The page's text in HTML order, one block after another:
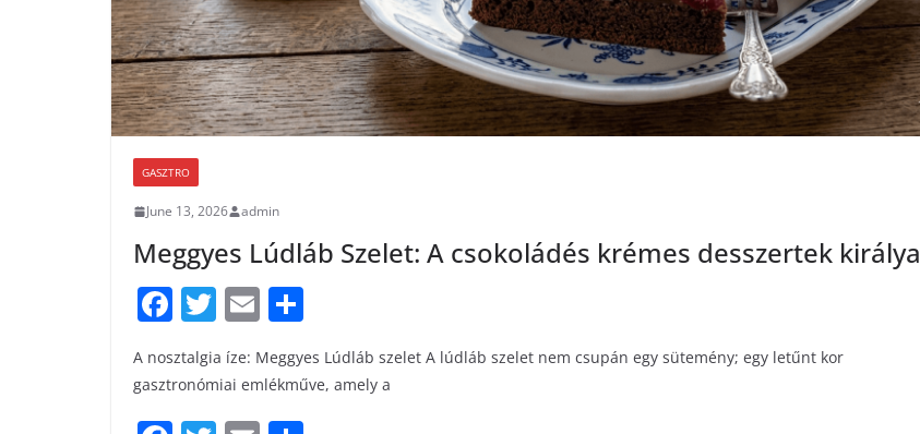
GASZTRO
June 13, 2026 admin
Meggyes Lúdláb Szelet: A csokoládés krémes desszertek királya
F
c
e
T
w
itt
er
E
ai ar
A nosztalgia íze: Meggyes Lúdláb szelet A lúdláb szelet nem csupán egy sütemény; egy letűnt kor
gasztronómiai emlékműve, amely a